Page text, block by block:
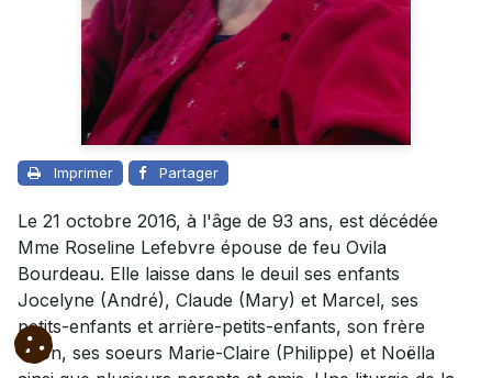
Imprimer Partager
Le 21 octobre 2016, à l'âge de 93 ans, est décédée
Mme Roseline Lefebvre épouse de feu Ovila
Bourdeau. Elle laisse dans le deuil ses enfants
Jocelyne (André), Claude (Mary) et Marcel, ses
petits-enfants et arrière-petits-enfants, son frère
Yvon, ses soeurs Marie-Claire (Philippe) et Noëlla